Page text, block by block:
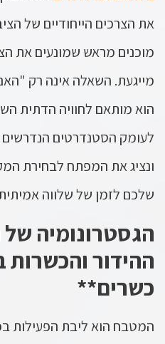
את הצרכים הייחודיים של
מוכנים מראש שמונעים את
מייגעת. השאלה אינה רק
הוא מותאם לחוויה הדתית
לעומק הסטנדרטים הנדרשים
ונציג את המפתח לבחירת
שלכם לזמן של שלווה
הגסטרונומיה
ההידור והכשרות
כשרים**
המטבח הוא ליבת הפעילות